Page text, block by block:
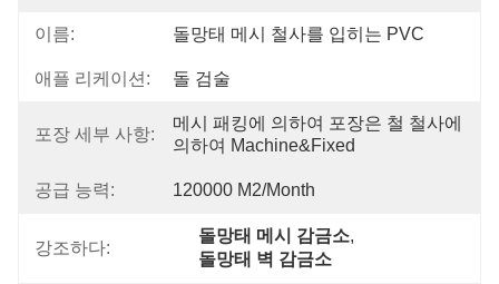
이름: 돌망태 메시 철사를 입히는 PVC
애플 리케이션: 돌 검술
포장 세부 사항:
메시 패킹에 의하여 포장은 철 철사에
의하여 Machine&fixed
공급 능력: 120000 M2/month
강조하다:
돌망태 메시 감금소,
돌망태 벽 감금소